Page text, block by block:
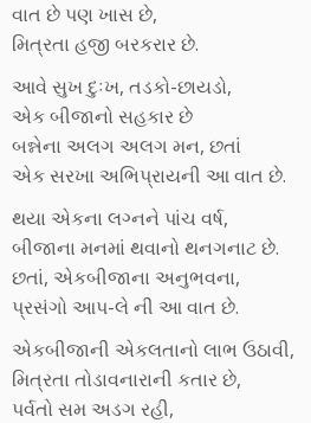
વાત છે પણ ખાસ છે,
મિત્રતા હજી બરકરાર છે.
આવે સુખ દુઃખ, તડકો-છાયડો,
એક બીજાનો સહકાર છે
બન્નેના અલગ અલગ મન, છતાં
એક સરખા અભિપ્રાયની આ વાત છે.
થયા એકના લગ્નને પાંચ વર્ષ,
બીજાના મનમાં થવાનો થનગનાટ છે.
છતાં, એકબીજાના અનુભવના,
પ્રસંગો આપ-લે ની આ વાત છે.
એકબીજાની એકલતાનો લાભ ઉઠાવી,
મિત્રતા તોડાવનારાની કતાર છે,
પર્વતો સમ અડગ રહી,